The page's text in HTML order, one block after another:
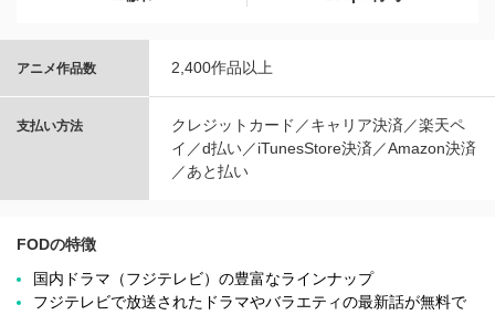
アニメ作品数 2,400作品以上
支払い方法
クレジットカード／キャリア決済／楽天ペ
イ／d払い／iTunesStore決済／Amazon決済
／あと払い
FODの特徴
国内ドラマ（フジテレビ）の豊富なラインナップ
フジテレビで放送されたドラマやバラエティの最新話が無料で